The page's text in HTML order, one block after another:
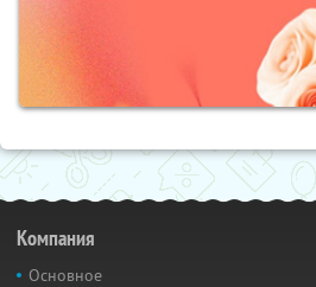
Компания
Основное